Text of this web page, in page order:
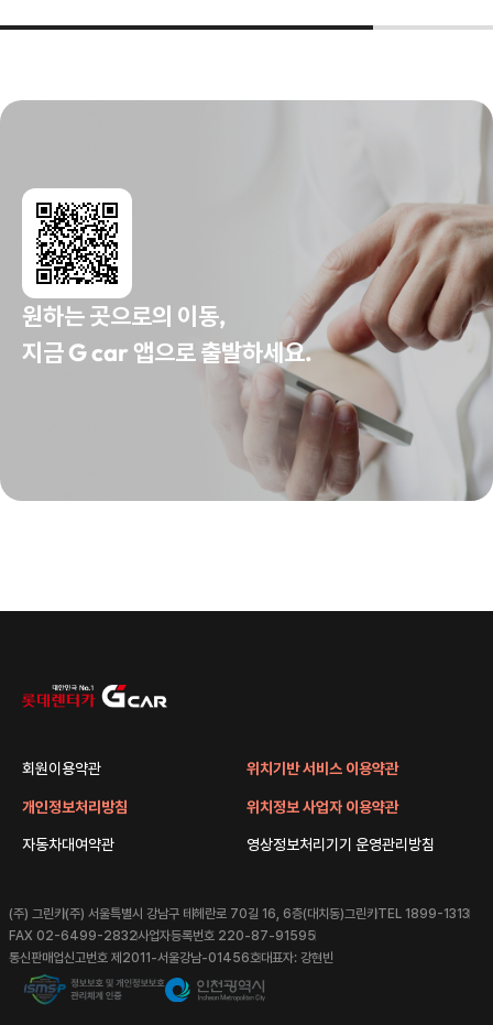
원하는 곳으로의 이동,
지금 G car 앱으로 출발하세요.
회원이용약관
개인정보처리방침
자동차대여약관
위치기반 서비스 이용약관
위치정보 사업자 이용약관
영상정보처리기기 운영관리방침
(주) 그린카 (주) 서울특별시 강남구 테헤란로 70길 16, 6층(대치동)그린카 TEL 1899-1313
FAX 02-6499-2832사업자등록번호 220-87-91595
통신판매업신고번호 제2011-서울강남-01456호대표자: 강현빈